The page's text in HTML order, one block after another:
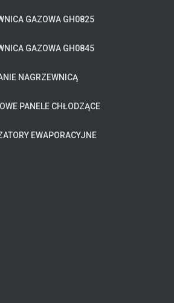
GAZOWA GH0825
GAZOWA GH0845
NAGRZEWNICĄ
PANELE CHŁODZĄCE
EWAPORACYJNE